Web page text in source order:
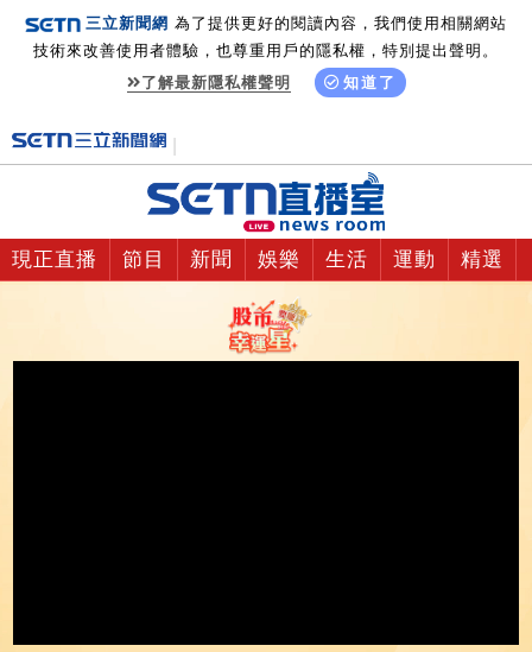
三立新聞網 為了提供更好的閱讀內容，我們使用相關網站
技術來改善使用者體驗，也尊重用戶的隱私權，特別提出聲明。
了解最新隱私權聲明
知道了
現正直播 節目 新聞 娛樂 生活 運動 精選